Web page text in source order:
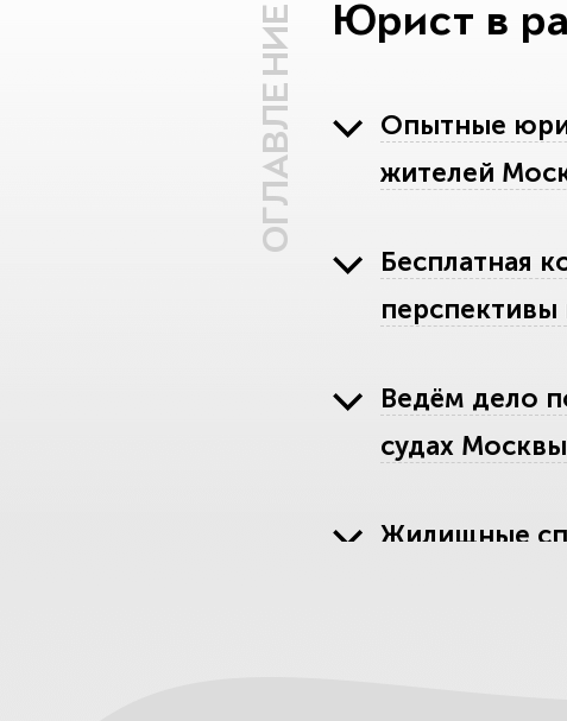
ОГЛАВЛЕНИЕ Юрист в
Опытные
жителей
Бесплатная
перспективы
Ведём дело
судах
Жилищные